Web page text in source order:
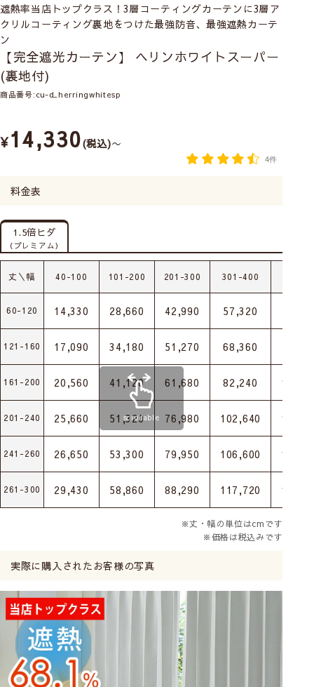
遮熱率当店トップクラス！3層コーティングカーテンに3層ア
クリルコーティング裏地をつけた最強防音、最強遮熱カーテ
ン
【完全遮光カーテン】 ヘリンホワイトスーパー
(裏地付)
商品番号 cu-d_herringwhitesp
¥14,330 税込 〜
4件
料金表
1.5倍ヒダ
（プレミアム）
丈＼幅 40-100 101-200 201-300 301-400
60-120 14,330 28,660 42,990 57,320
121-160 17,090 34,180 51,270 68,360
161-200 20,560 41,120 61,680 82,240
201-240 25,660 51,320 76,980 102,640
241-260 26,650 53,300 79,950 106,600
261-300 29,430 58,860 88,290 117,720
scrollable
※丈・幅の単位はcmです
※価格は税込みです
実際に購入されたお客様の写真